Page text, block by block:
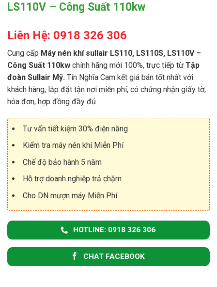
LS110V – Công Suất 110kw
Liên Hệ: 0918 326 306
Cung cấp Máy nén khí sullair LS110, LS110S, LS110V –
Công Suất 110kw chính hãng mới 100%, trực tiếp từ Tập
đoàn Sullair Mỹ. Tín Nghĩa Cam kết giá bán tốt nhất với
khách hàng, lắp đặt tận nơi miễn phí, có chứng nhận giấy tờ,
hóa đơn, hợp đồng đầy đủ
Tư vấn tiết kiệm 30% điện năng
Kiểm tra máy nén khí Miễn Phí
Chế độ bảo hành 5 năm
Hỗ trợ doanh nghiệp trả chậm
Cho DN mượn máy Miễn Phí
HOTLINE: 0918 326 306
CHAT FACEBOOK